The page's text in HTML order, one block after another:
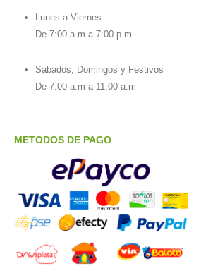
Lunes a Viernes
De 7:00 a.m a 7:00 p.m
Sabados, Domingos y Festivos
De 7:00 a.m a 11:00 a.m
METODOS DE PAGO